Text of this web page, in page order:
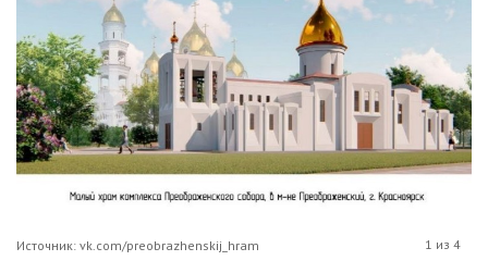
Источник: vk.com/preobrazhenskij_hram 1 из 4